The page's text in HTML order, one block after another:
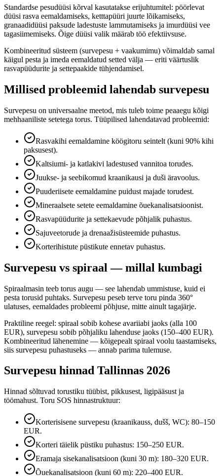
Standardse pesudüüsi kõrval kasutatakse erijuhtumitel: pöörlevat
düüsi rasva eemaldamiseks, ketttapüüri juurte lõikamiseks,
granaadidüüsi paksude ladestuste lammutamiseks ja imurdüüsi vee
tagasiimemiseks. Õige düüsi valik määrab töö efektiivsuse.
Kombineeritud süsteem (survepesu + vaakumimu) võimaldab samal
käigul pesta ja imeda eemaldatud setted välja — eriti väärtuslik
rasvapüüdurite ja settepaakide tühjendamisel.
Millised probleemid lahendab survepesu
Survepesu on universaalne meetod, mis tuleb toime peaaegu kõigi
mehhaaniliste setetega torus. Tüüpilised lahendatavad probleemid:
Rasvakihi eemaldamine köögitoru seintelt (kuni 90% kihi
paksusest).
Kaltsiumi- ja katlakivi ladestused vannitoa torudes.
Juukse- ja seebikomud kraanikausi ja duši äravoolus.
Puuderiisete eemaldamine puidust majade torudest.
Mineraalsete setete eemaldamine õuekanalisatsioonist.
Rasvapüüdurite ja settekaevude põhjalik puhastus.
Sajuveetorude ja drenaažisüsteemide puhastus.
Korterihistute püstikute ennetav puhastus.
Survepesu vs spiraal — millal kumbagi
Spiraalmasin teeb torus augu — see lahendab ummistuse, kuid ei
pesta torusid puhtaks. Survepesu peseb terve toru pinda 360°
ulatuses, eemaldades probleemi põhjuse, mitte ainult tagajärje.
Praktiline reegel: spiraal sobib kohese avariiabi jaoks (alla 100
EUR), survepesu sobib põhjaliku lahenduse jaoks (150–400 EUR).
Kombineeritud lähenemine — kõigepealt spiraal voolu taastamiseks,
siis survepesu puhastuseks — annab parima tulemuse.
Survepesu hinnad Tallinnas 2026
Hinnad sõltuvad torustiku tüübist, pikkusest, ligipääsust ja
töömahust. Toru SOS hinnastruktuur:
Korterisisene survepesu (kraanikauss, dušš, WC): 80–150
EUR.
Korteri täielik püstiku puhastus: 150–250 EUR.
Eramaja sisekanalisatsioon (kuni 30 m): 180–320 EUR.
Õuekanalisatsioon (kuni 60 m): 220–400 EUR.